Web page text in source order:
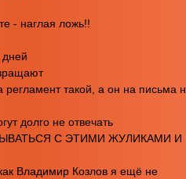
- наглая ложь!!
регламент такой, а он на письма
долго не отвечать
С ЭТИМИ ЖУЛИКАМИ И
Владимир Козлов я ещё не